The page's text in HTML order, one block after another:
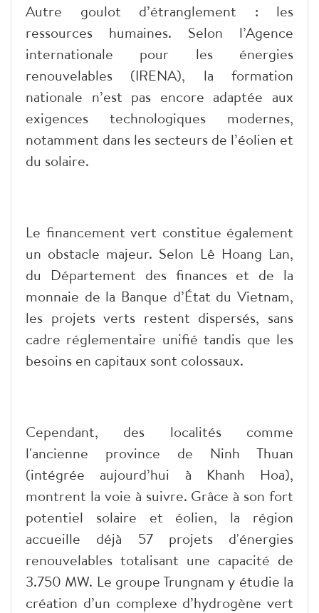
Autre goulot d’étranglement : les
ressources humaines. Selon l’Agence
internationale pour les énergies
renouvelables (IRENA), la formation
nationale n’est pas encore adaptée aux
exigences technologiques modernes,
notamment dans les secteurs de l’éolien et
du solaire.
Le financement vert constitue également
un obstacle majeur. Selon Lê Hoang Lan,
du Département des finances et de la
monnaie de la Banque d’État du Vietnam,
les projets verts restent dispersés, sans
cadre réglementaire unifié tandis que les
besoins en capitaux sont colossaux.
Cependant, des localités comme
l'ancienne province de Ninh Thuan
(intégrée aujourd’hui à Khanh Hoa),
montrent la voie à suivre. Grâce à son fort
potentiel solaire et éolien, la région
accueille déjà 57 projets d'énergies
renouvelables totalisant une capacité de
3.750 MW. Le groupe Trungnam y étudie la
création d’un complexe d’hydrogène vert